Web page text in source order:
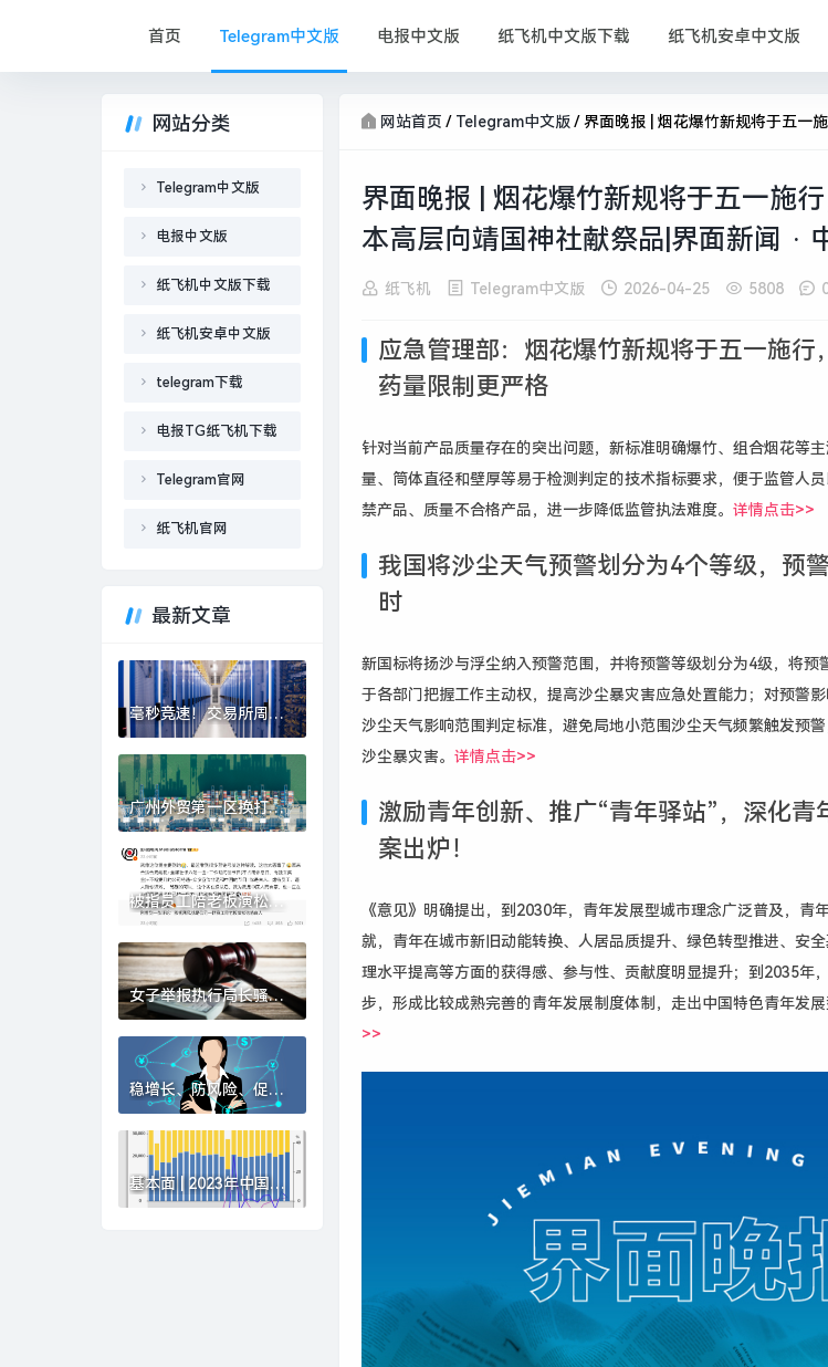
首页 Telegram中文版 电报中文版 纸飞机中文版下载 纸飞机安卓中文版
网站首页 / Telegram中文版/界面晚报 | 烟花爆竹新规将于五一施行；外交部回应
界面晚报 | 烟花爆竹新规将于五一施
本高层向靖国神社献祭品|界面新闻 ·
纸飞机 Telegram中文版 2026-04-25 5808
应急管理部：烟花爆竹新规将于五一施行
药量限制更严格
针对当前产品质量存在的突出问题，新标准明确爆竹、组合烟花等
量、筒体直径和壁厚等易于检测判定的技术指标要求，便于监管人
禁产品、质量不合格产品，进一步降低监管执法难度。 详情点击>>
我国将沙尘天气预警划分为4个等级，预
时
新国标将扬沙与浮尘纳入预警范围，并将预警等级划分为4级，将预
于各部门把握工作主动权，提高沙尘暴灾害应急处置能力；对预警
沙尘天气影响范围判定标准，避免局地小范围沙尘天气频繁触发预
沙尘暴灾害。 详情点击>>
激励青年创新、推广“青年驿站”，深化青
案出炉！
《意见》明确提出，到2030年，青年发展型城市理念广泛普及，青
就，青年在城市新旧动能转换、人居品质提升、绿色转型推进、安
理水平提高等方面的获得感、参与性、贡献度明显提升；到2035年
步，形成比较成熟完善的青年发展制度体制，走出中国特色青年发展
>>
网站分类
Telegram中文版
电报中文版
纸飞机中文版下载
纸飞机安卓中文版
telegram下载
电报TG纸飞机下载
Telegram官网
纸飞机官网
最新文章
毫秒竞速！交易所周边
的机房租金全线上涨|界
面新闻
广州外贸第一区换打
法：港口之后，下一张
牌是什么？|界面新闻
被指员工陪老板演松弛
感，影视飓风回应：营
销号解读太恶毒|界面新
闻 · 科技
女子举报执行局长骚扰
索贿，邯郸市中院：录
音属实，涉事局长被停
职|界面新闻 · 中国
稳增长、防风险、促转
型，多家银行敲定下半
年经营“路线图”|界面新
闻
基本面 | 2023年中国进
出口总值同比增长